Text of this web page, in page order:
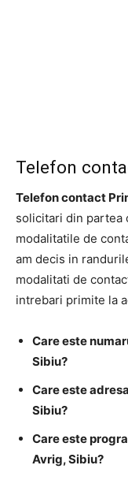
Telefon
Telefon contact
solicitari din
modalitatile de
am decis in
modalitati de
intrebari primite la
Care este
Sibiu?
Care este
Sibiu?
Care este
Avrig, Sibiu?